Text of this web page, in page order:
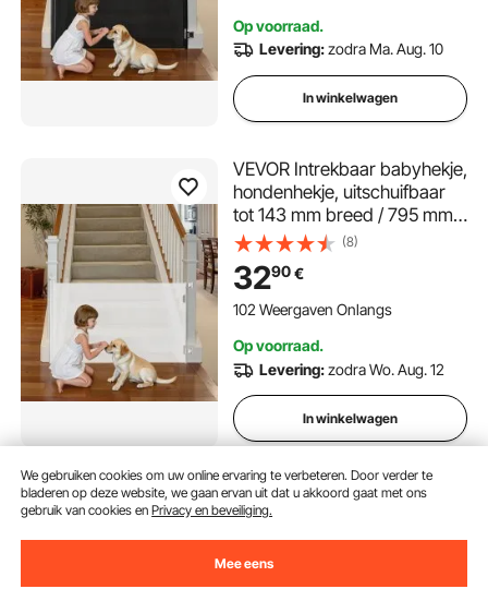
Op voorraad.
Levering:zodra Ma. Aug. 10
In winkelwagen
VEVOR Intrekbaar babyhekje,
hondenhekje, uitschuifbaar
tot 143 mm breed / 795 mm
hoog, traphekje met
veiligheidsslot,
gaasveiligheidshekje voor
trappen en gangen,
(8)
3290€
102 Weergaven Onlangs
Op voorraad.
Levering:zodra Wo. Aug. 12
In winkelwagen
VEVOR Hondenbuggy
81x46x97 cm,
laadvermogen 16 kg,
opvouwbare hondenbuggy,
6499€
We gebruiken cookies om uw online ervaring te verbeteren. Door verder te
bladeren op deze website, we gaan ervan uit dat u akkoord gaat met ons
gebruik van cookies enPrivacy en beveiliging.
Mee eens